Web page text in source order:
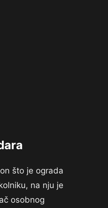
što je ograda
na nju je
osobnog